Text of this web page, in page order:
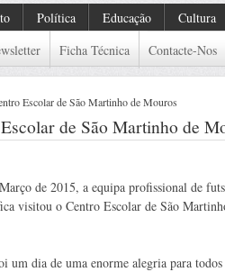
Política Educação Cultura
Ficha Técnica Contacte-Nos
Escolar de São Martinho de Mouros
de São Martinho de
de 2015, a equipa profissional de
visitou o Centro Escolar de São
um dia de uma enorme alegria para todos